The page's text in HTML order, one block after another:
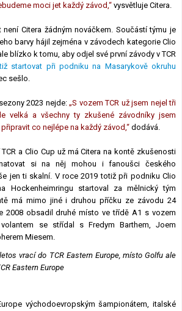
moci jet každý závod,“ vysvětluje Citera.
Citera žádným nováčkem. Součástí týmu je
barvy hájil zejména v závodech kategorie Clio
blízko k tomu, aby odjel své první závody v TCR
startovat při podniku na Masarykově okruhu
sešlo.
2023 nejde:„S vozem TCR už jsem nejel tři
velká a všechny ty zkušené závodníky jsem
co nejlépe na každý závod,“ dodává.
a Clio Cup už má Citera na kontě zkušenosti
si na něj mohou i fanoušci českého
jen ti skalní. V roce 2019 totiž při podniku Clio
Hockenheimringu startoval za mělnický tým
má mimo jiné i druhou příčku ze závodu 24
2008 obsadil druhé místo ve třídě A1 s vozem
se střídal s Fredym Barthem, Joem
Miesem.
vrací do TCR Eastern Europe, místo Golfu ale
Eastern Europe
východoevropským šampionátem, italské